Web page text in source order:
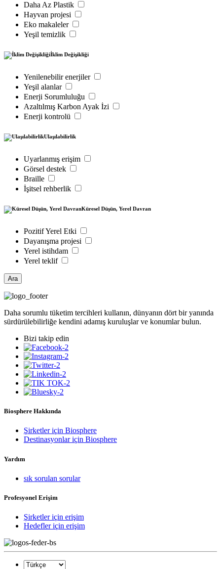
Daha Az Plastik
Hayvan projesi
Eko makaleler
Yeşil temizlik
İklim Değişikliği
Yenilenebilir enerjiler
Yeşil alanlar
Enerji Sorumluluğu
Azaltılmış Karbon Ayak İzi
Enerji kontrolü
Ulaşılabilirlik
Uyarlanmış erişim
Görsel destek
Braille
İşitsel rehberlik
Küresel Düşün, Yerel Davran
Pozitif Yerel Etki
Dayanışma projesi
Yerel istihdam
Yerel teklif
Ara
Daha sorumlu tüketim tercihleri kullanın, dünyanın dört bir yanında
sürdürülebilirliğe kendini adamış kuruluşlar ve konumlar bulun.
Bizi takip edin
Biosphere Hakkında
Şirketler için Biosphere
Destinasyonlar için Biosphere
Yardım
sık sorulan sorular
Profesyonel Erişim
Şirketler için erişim
Hedefler için erişim